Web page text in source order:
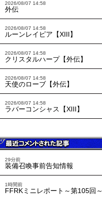
2026/08/07 14:58
外伝
2026/08/07 14:58
ルーンレイピア【XIII】
2026/08/07 14:58
クリスタルハープ【外伝】
2026/08/07 14:58
天使のローブ【外伝】
2026/08/07 14:58
ラバーコンシャス【XIII】
29分前
装備召喚事前告知情報
1時間前
FFRKミニレポート～第105回～